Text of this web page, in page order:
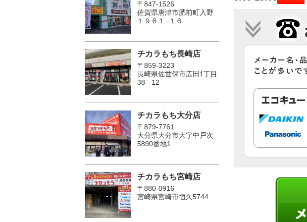
〒847-1526
佐賀県唐津市肥前町入野
１９６１−１６
チカラもち長崎店
〒859-3223
長崎県佐世保市広田1丁目
38 - 12
チカラもち大分店
〒879-7761
大分県大分市大字中戸次
5890番地1
チカラもち宮崎店
〒880-0916
宮崎県宮崎市恒久5744